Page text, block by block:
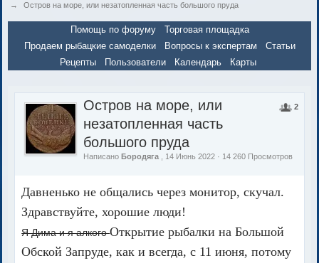
→
Остров на море, или незатопленная часть большого пруда
Помощь по форуму
Торговая площадка
Продаем рыбацкие самоделки
Вопросы к экспертам
Статьи
Рецепты
Пользователи Календарь Карты
2
Остров на море, или
незатопленная часть
большого пруда
НаписаноБородяга , 14 Июнь 2022 · 14 260 Просмотров
Давненько не общались через монитор, скучал.
Здравствуйте, хорошие люди!
Я Дима и я алкогоОткрытие рыбалки на Большой
Обской Запруде, как и всегда, с 11 июня, потому